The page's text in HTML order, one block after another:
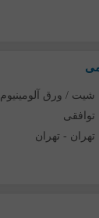
شیت / ورق آلومینیوم
توافقی
تهران - تهران